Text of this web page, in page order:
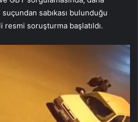
suçundan sabıkası bulunduğu
resmi soruşturma başlatıldı.